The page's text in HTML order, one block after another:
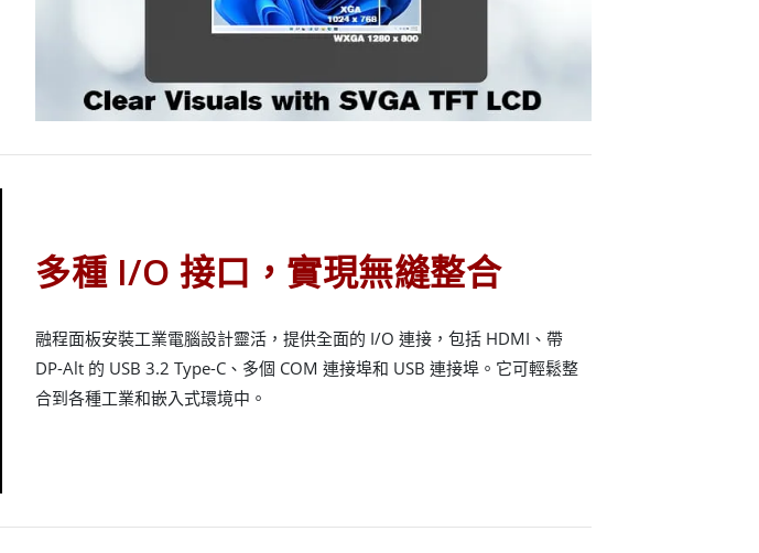
多種 I/O 接口，實現無縫整合
融程面板安裝工業電腦設計靈活，提供全面的 I/O 連接，包括 HDMI、帶
DP-Alt 的 USB 3.2 Type-C、多個 COM 連接埠和 USB 連接埠。它可輕鬆整
合到各種工業和嵌入式環境中。